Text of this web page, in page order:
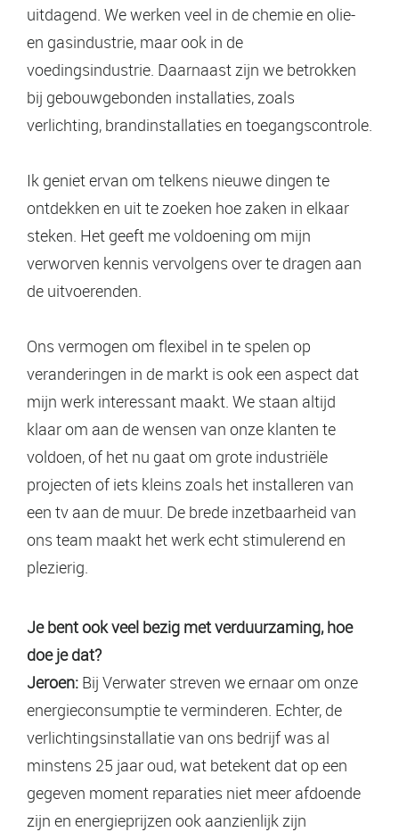
uitdagend. We werken veel in de chemie en olie-
en gasindustrie, maar ook in de
voedingsindustrie. Daarnaast zijn we betrokken
bij gebouwgebonden installaties, zoals
verlichting, brandinstallaties en toegangscontrole.
Ik geniet ervan om telkens nieuwe dingen te
ontdekken en uit te zoeken hoe zaken in elkaar
steken. Het geeft me voldoening om mijn
verworven kennis vervolgens over te dragen aan
de uitvoerenden.
Ons vermogen om flexibel in te spelen op
veranderingen in de markt is ook een aspect dat
mijn werk interessant maakt. We staan altijd
klaar om aan de wensen van onze klanten te
voldoen, of het nu gaat om grote industriële
projecten of iets kleins zoals het installeren van
een tv aan de muur. De brede inzetbaarheid van
ons team maakt het werk echt stimulerend en
plezierig.
Je bent ook veel bezig met verduurzaming, hoe
doe je dat?
Jeroen: Bij Verwater streven we ernaar om onze
energieconsumptie te verminderen. Echter, de
verlichtingsinstallatie van ons bedrijf was al
minstens 25 jaar oud, wat betekent dat op een
gegeven moment reparaties niet meer afdoende
zijn en energieprijzen ook aanzienlijk zijn